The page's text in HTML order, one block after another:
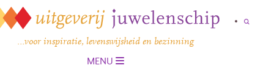
…voor inspiratie, levenswijsheid en bezinning
MENU